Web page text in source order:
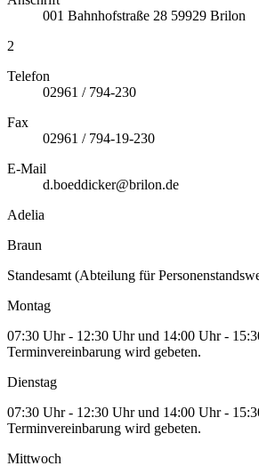
001 Bahnhofstraße 28 59929 Brilon
2
Telefon
02961 / 794-230
Fax
02961 / 794-19-230
E-Mail
d.boeddicker@brilon.de
Adelia
Braun
Standesamt (Abteilung für
Montag
07:30 Uhr - 12:30 Uhr und 14:00 Uhr -
Terminvereinbarung wird gebeten.
Dienstag
07:30 Uhr - 12:30 Uhr und 14:00 Uhr -
Terminvereinbarung wird gebeten.
Mittwoch